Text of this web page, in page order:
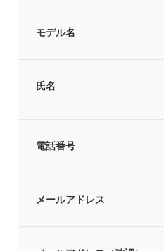
モデル名
氏名
電話番号
メールアドレス